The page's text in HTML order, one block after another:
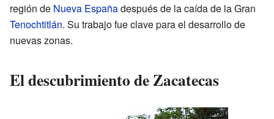
región de Nueva Españadespués de la caída de la Gran
Tenochtitlán. Su trabajo fue clave para el desarrollo de
nuevas zonas.
El descubrimiento de Zacatecas